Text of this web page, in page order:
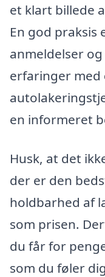
et klart billede
En god praksis
anmeldelser
erfaringer med
en informeret
Husk, at det
der er den
holdbarhed af
som prisen.
du får for
som du føler